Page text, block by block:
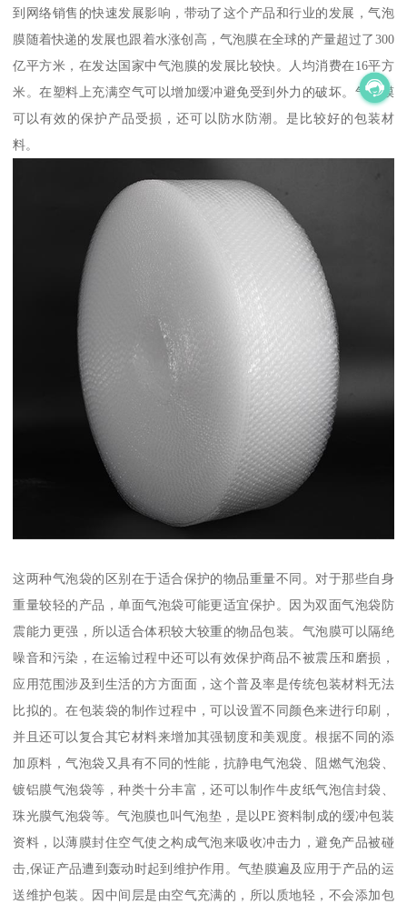
到网络销售的快速发展影响，带动了这个产品和行业的发展，气泡
膜随着快递的发展也跟着水涨创高，气泡膜在全球的产量超过了300
亿平方米，在发达国家中气泡膜的发展比较快。人均消费在16平方
米。在塑料上充满空气可以增加缓冲避免受到外力的破坏。气泡膜
可以有效的保护产品受损，还可以防水防潮。是比较好的包装材
料。
这两种气泡袋的区别在于适合保护的物品重量不同。对于那些自身
重量较轻的产品，单面气泡袋可能更适宜保护。因为双面气泡袋防
震能力更强，所以适合体积较大较重的物品包装。气泡膜可以隔绝
噪音和污染，在运输过程中还可以有效保护商品不被震压和磨损，
应用范围涉及到生活的方方面面，这个普及率是传统包装材料无法
比拟的。在包装袋的制作过程中，可以设置不同颜色来进行印刷，
并且还可以复合其它材料来增加其强韧度和美观度。根据不同的添
加原料，气泡袋又具有不同的性能，抗静电气泡袋、阻燃气泡袋、
镀铝膜气泡袋等，种类十分丰富，还可以制作牛皮纸气泡信封袋、
珠光膜气泡袋等。气泡膜也叫气泡垫，是以PE资料制成的缓冲包装
资料，以薄膜封住空气使之构成气泡来吸收冲击力，避免产品被碰
击,保证产品遭到轰动时起到维护作用。气垫膜遍及应用于产品的运
送维护包装。因中间层是由空气充满的，所以质地轻，不会添加包